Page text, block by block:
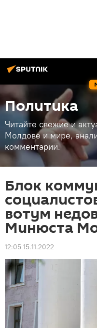
Политика
Читайте свежие и
Молдове и мире,
комментарии.
Блок
вотум
Минюста
12:05 15.11.2022